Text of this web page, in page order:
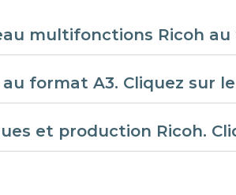
multifonctions Ricoh
format A3. Cliquez sur
et production Ricoh.